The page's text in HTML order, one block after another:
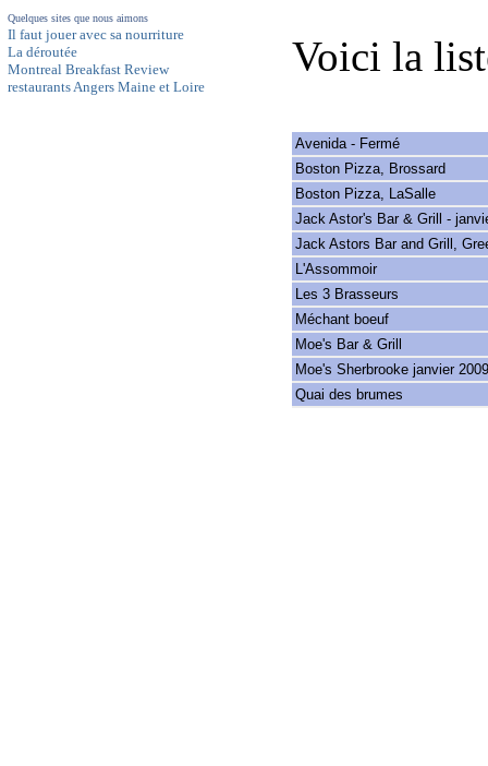
Quelques sites que nous aimons
Il faut jouer avec sa nourriture
La déroutée
Montreal Breakfast Review
restaurants Angers Maine et Loire
Voici la
Avenida - Fermé
Boston Pizza, Brossard
Boston Pizza, LaSalle
Jack Astor's Bar & Grill -
Jack Astors Bar and Grill,
L'Assommoir
Les 3 Brasseurs
Méchant boeuf
Moe's Bar & Grill
Moe's Sherbrooke janvier 2009
Quai des brumes